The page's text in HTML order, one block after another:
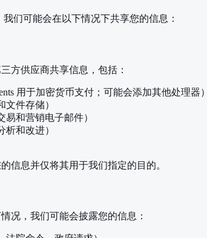
们可能会在以下情况下共享您的信息：
方供应商共享信息，包括：
用于加密货币支付；可能会添加其他处理器）
件存储）
和营销电子邮件）
和改进）
信息并仅将其用于我们指定的目的。
况，我们可能会披露您的信息：